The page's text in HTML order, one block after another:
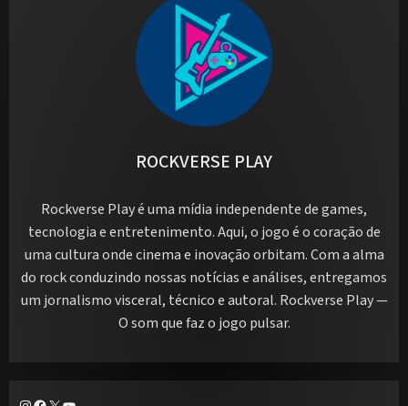
ROCKVERSE PLAY
Rockverse Play é uma mídia independente de games,
tecnologia e entretenimento. Aqui, o jogo é o coração de
uma cultura onde cinema e inovação orbitam. Com a alma
do rock conduzindo nossas notícias e análises, entregamos
um jornalismo visceral, técnico e autoral. Rockverse Play —
O som que faz o jogo pulsar.